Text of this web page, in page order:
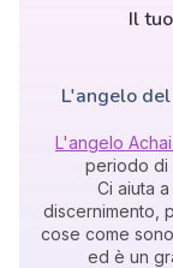
Il
L'angelo
L'angelo
periodo di
Ci aiuta a
discernimento,
cose come
ed è un